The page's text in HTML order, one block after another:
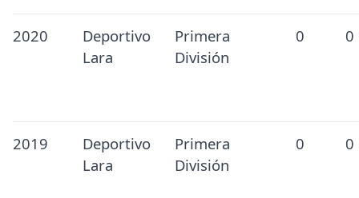
2020
Deportivo
Lara
Primera
División
0 0
2019
Deportivo
Lara
Primera
División
0 0